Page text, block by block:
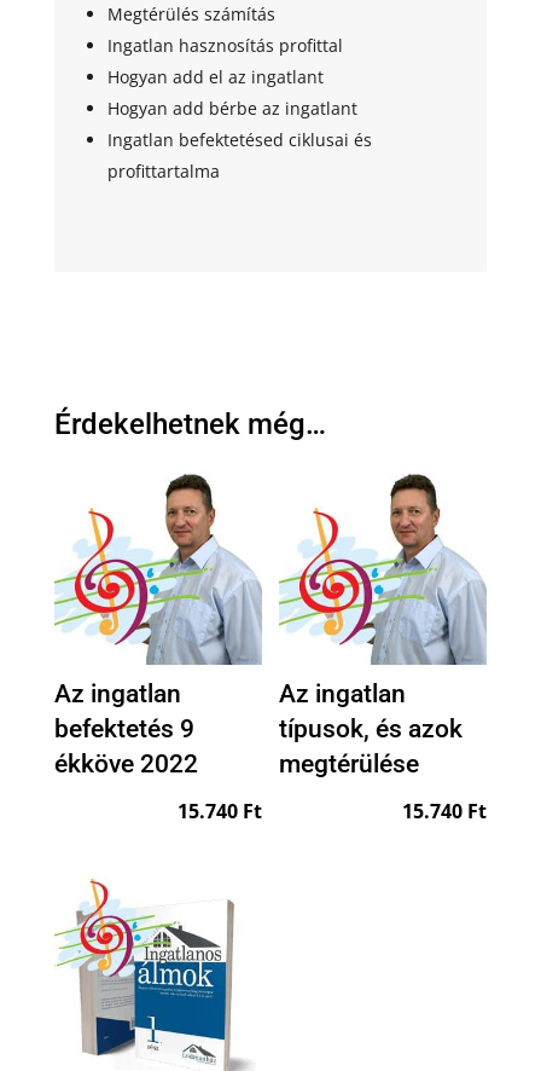
Megtérülés számítás
Ingatlan hasznosítás profittal
Hogyan add el az ingatlant
Hogyan add bérbe az ingatlant
Ingatlan befektetésed ciklusai és
profittartalma
Érdekelhetnek még…
Az ingatlan
befektetés 9
ékköve 2022
15.740 Ft
Az ingatlan
típusok, és azok
megtérülése
15.740 Ft